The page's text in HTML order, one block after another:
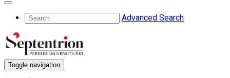
Advanced Search
Toggle navigation